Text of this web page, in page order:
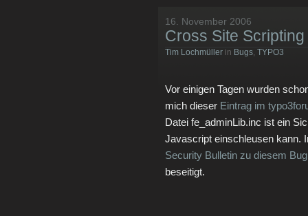
16. November 2006
Cross Site
Tim Lochmüller in Bugs, TYPO3
Vor einigen Tagen wurden
mich dieser Eintrag im
Datei fe_adminLib.inc ist ein
Javascript einschleusen kann.
Security Bulletin zu diesem Bug
beseitigt.